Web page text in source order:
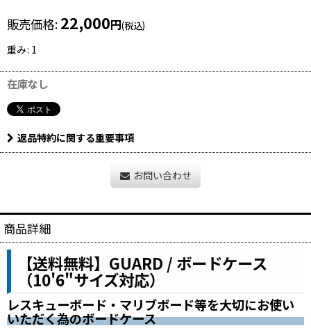
販売価格: 22,000円(税込)
重み: 1
在庫なし
返品特約に関する重要事項
お問い合わせ
商品詳細
【送料無料】GUARD / ボードケース
（10'6"サイズ対応）
レスキューボード・マリブボード等を大切にお使い
いただく為のボードケース